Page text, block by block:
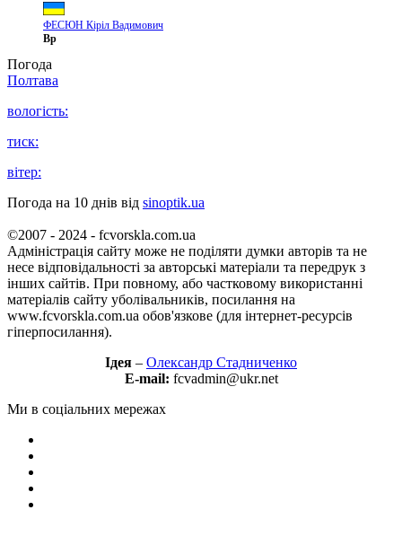
ФЕСЮН Кіріл Вадимович
Вр
Погода
Полтава
вологість:
тиск:
вітер:
Погода на 10 днів від sinoptik.ua
©2007 - 2024 - fcvorskla.com.ua
Адміністрація сайту може не поділяти думки авторів та не
несе відповідальності за авторські матеріали та передрук з
інших сайтів. При повному, або частковому використанні
матеріалів сайту уболівальників, посилання на
www.fcvorskla.com.ua обов'язкове (для інтернет-ресурсів
гіперпосилання).
Ідея – Олександр Стадниченко
E-mail: fcvadmin@ukr.net
Ми в соціальних мережах